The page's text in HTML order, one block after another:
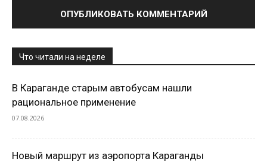
Что читали на неделе
В Караганде старым автобусам нашли
рациональное применение
07.08.2026
Новый маршрут из аэропорта Караганды